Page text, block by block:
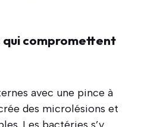
compromettent
avec une pince à
des microlésions et